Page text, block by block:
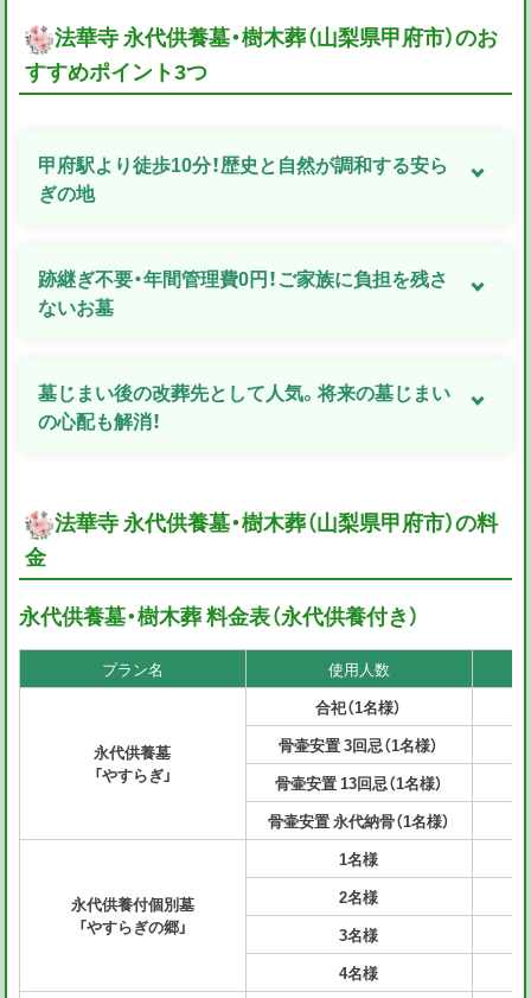
法華寺 永代供養墓・樹木葬（山梨県甲府市）のお
すすめポイント3つ
甲府駅より徒歩10分！歴史と自然が調和する安ら
ぎの地
跡継ぎ不要・年間管理費0円！ご家族に負担を残さ
ないお墓
墓じまい後の改葬先として人気。将来の墓じまい
の心配も解消！
法華寺 永代供養墓・樹木葬（山梨県甲府市）の料
金
永代供養墓・樹木葬 料金表（永代供養付き）
プラン名 使用人数
永代供養墓
「やすらぎ」
合祀（1名様）
骨壷安置 3回忌（1名様）
骨壷安置 13回忌（1名様）
骨壷安置 永代納骨（1名様）
永代供養付個別墓
「やすらぎの郷」
1名様
2名様
3名様
4名様